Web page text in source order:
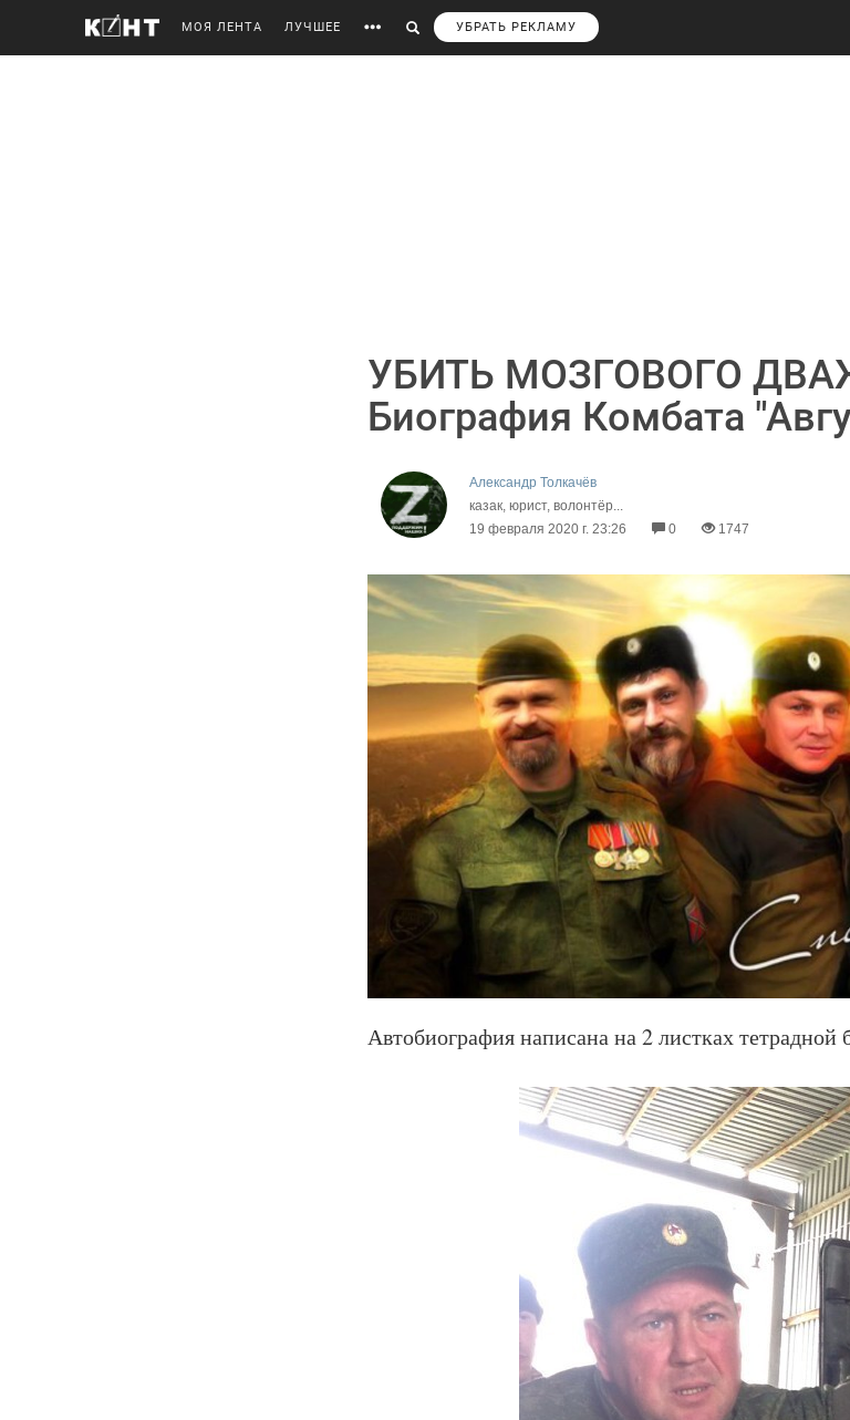
МОЯ ЛЕНТА ЛУЧШЕЕ УБРАТЬ РЕКЛАМУ
УБИТЬ МОЗГОВОГО
Биография Комбата
Александр Толкачёв
казак, юрист, волонтёр...
19 февраля 2020 г. 23:26
0 1747
Автобиография написана на 2 листках